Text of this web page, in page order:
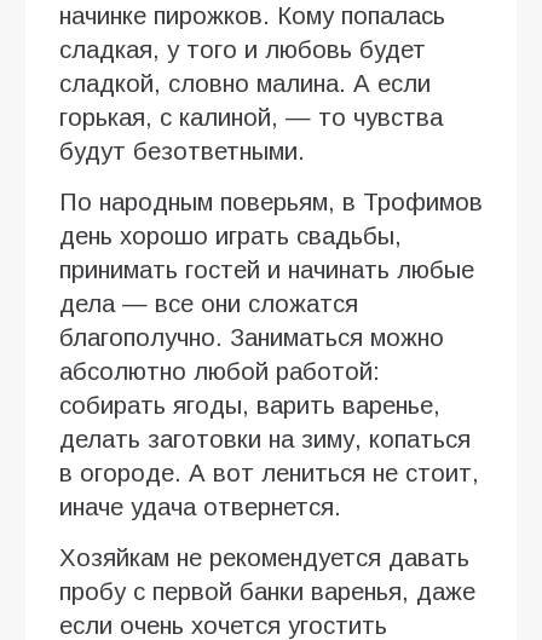
начинке пирожков. Кому попалась
сладкая, у того и любовь будет
сладкой, словно малина. А если
горькая, с калиной, — то чувства
будут безответными.
По народным поверьям, в Трофимов
день хорошо играть свадьбы,
принимать гостей и начинать любые
дела — все они сложатся
благополучно. Заниматься можно
абсолютно любой работой:
собирать ягоды, варить варенье,
делать заготовки на зиму, копаться
в огороде. А вот лениться не стоит,
иначе удача отвернется.
Хозяйкам не рекомендуется давать
пробу с первой банки варенья, даже
если очень хочется угостить